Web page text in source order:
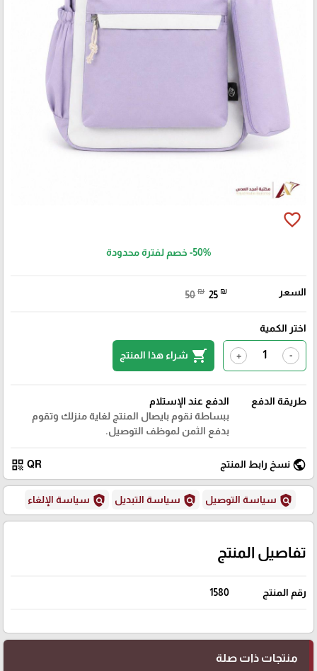
favorite_border
-50% خصم لفترة محدودة
السعر 50 ₪ 25 ₪
اختر الكمية
-
+
shopping_cart شراء هذا المنتج
طريقة الدفع
الدفع عند الإستلام
ببساطة نقوم بايصال المنتج لغاية منزلك وتقوم
بدفع الثمن لموظف التوصيل.
public نسخ رابط المنتج QR
qr_code
policy سياسة التوصيل policy سياسة التبديل policy سياسة الإلغاء
تفاصيل المنتج
رقم المنتج 1580
منتجات ذات صلة